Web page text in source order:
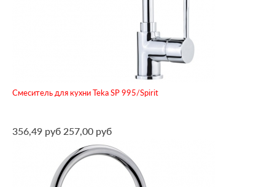
Смеситель для кухни Teka SP 995/Spirit
356,49 руб 257,00 руб